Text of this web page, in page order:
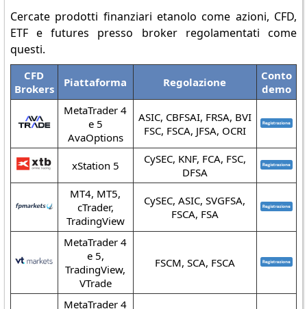
Cercate prodotti finanziari etanolo come azioni, CFD,
ETF e futures presso broker regolamentati come
questi.
CFD
Brokers
Piattaforma Regolazione
Conto
demo
MetaTrader 4
e 5
AvaOptions
ASIC, CBFSAI, FRSA, BVI
FSC, FSCA, JFSA, OCRI
xStation 5
CySEC, KNF, FCA, FSC,
DFSA
MT4, MT5,
cTrader,
TradingView
CySEC, ASIC, SVGFSA,
FSCA, FSA
MetaTrader 4
e 5,
TradingView,
VTrade
FSCM, SCA, FSCA
MetaTrader 4